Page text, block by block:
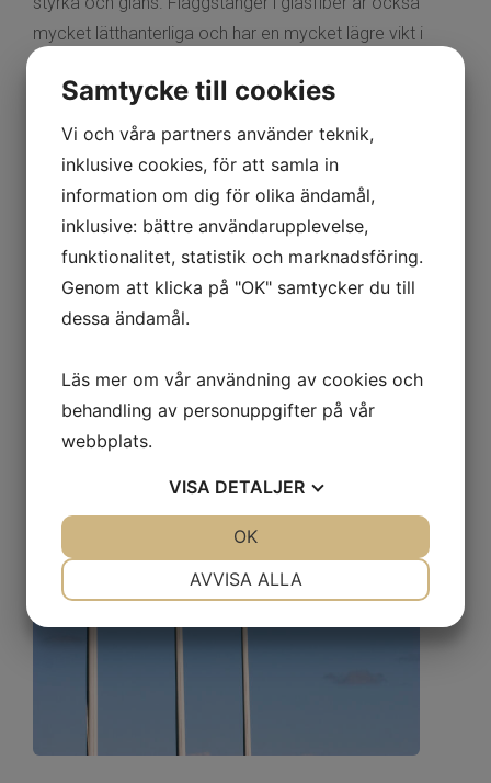
mycket lätthanterliga och har en mycket lägre vikt i
det lättare att montera/fälla en flaggstång i glasfiber.
Samtycke till cookies
Vi och våra partners använder teknik,
inklusive cookies, för att samla in
information om dig för olika ändamål,
inklusive: bättre användarupplevelse,
funktionalitet, statistik och marknadsföring.
Genom att klicka på "OK" samtycker du till
dessa ändamål.
Läs mer om vår användning av cookies och
behandling av personuppgifter på vår
webbplats.
VISA DETALJER
MARKNADSFÖRING
AVVISA ALLA
OK